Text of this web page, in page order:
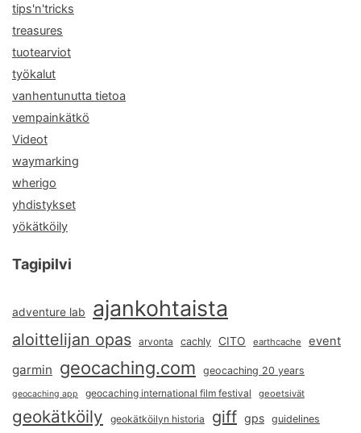
tips'n'tricks
treasures
tuotearviot
työkalut
vanhentunutta tietoa
vempainkätkö
Videot
waymarking
wherigo
yhdistykset
yökätköily
Tagipilvi
adventure lab ajankohtaista
aloittelijan opas arvonta cachly CITO earthcache event
garmin geocaching.com geocaching 20 years
geocaching app geocaching international film festival geoetsivät
geokätköily geokätköilyn historia giff gps guidelines